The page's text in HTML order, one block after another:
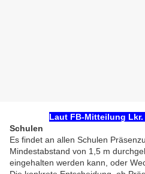
Laut FB-Mitteilung Lkr.
Schulen
Es findet an allen Schulen
Mindestabstand von 1,5 m
eingehalten werden kann, oder